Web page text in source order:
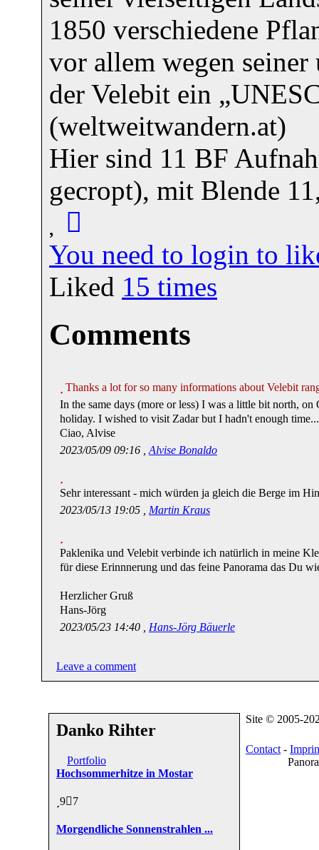
1850 verschiedene
vor allem wegen
der Velebit ein
(weltweitwandern.at)
Hier sind 11 BF
gecropt), mit Blende
You need to login to
Liked 15 times
Comments
Thanks a lot for so many informations about Velebit
In the same days (more or less) I was a little bit north,
holiday. I wished to visit Zadar but I hadn't enough time...
Ciao, Alvise
2023/05/09 09:16 , Alvise Bonaldo
Sehr interessant - mich würden ja gleich die Berge im
2023/05/13 19:05 , Martin Kraus
Paklenika und Velebit verbinde ich natürlich in meine
für diese Erinnnerung und das feine Panorama das Du
Herzlicher Gruß
Hans-Jörg
2023/05/23 14:40 , Hans-Jörg Bäuerle
Leave a comment
Danko Rihter
Portfolio
Hochsommerhitze in Mostar
9 7
Morgendliche Sonnenstrahlen ...
Site © 2005-
Contact -